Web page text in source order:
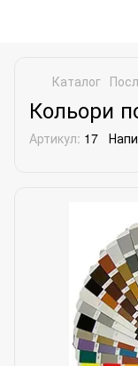
Каталог
Кольори
Артикул: 17